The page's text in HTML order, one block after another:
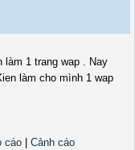
1 trang wap . Nay
làm cho mình 1 wap
cáo
Cảnh cáo